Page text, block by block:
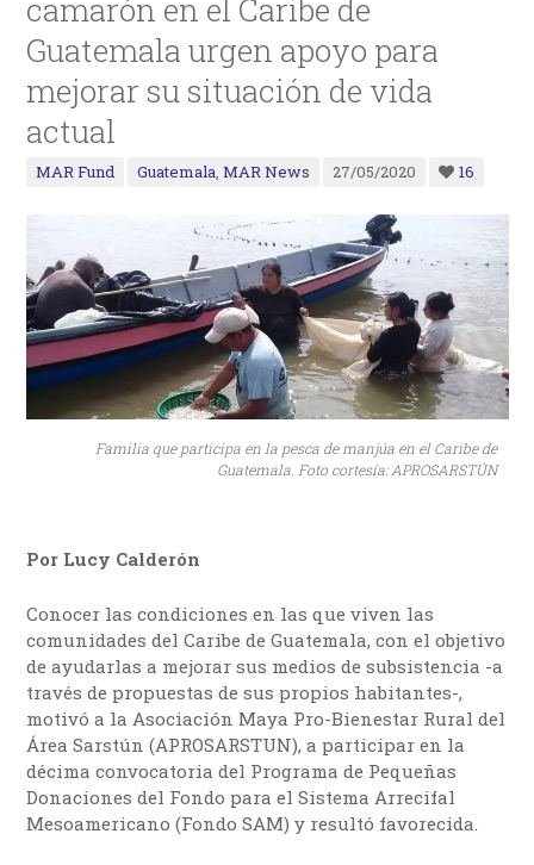
camarón en el Caribe de
Guatemala urgen apoyo para
mejorar su situación de vida
actual
MAR Fund Guatemala,MAR News 27/05/2020 16
Familia que participa en la pesca de manjúa en el Caribe de
Guatemala. Foto cortesía: APROSARSTÚN
Por Lucy Calderón
Conocer las condiciones en las que viven las
comunidades del Caribe de Guatemala, con el objetivo
de ayudarlas a mejorar sus medios de subsistencia -a
través de propuestas de sus propios habitantes-,
motivó a la Asociación Maya Pro-Bienestar Rural del
Área Sarstún (APROSARSTUN), a participar en la
décima convocatoria del Programa de Pequeñas
Donaciones del Fondo para el Sistema Arrecifal
Mesoamericano (Fondo SAM) y resultó favorecida.